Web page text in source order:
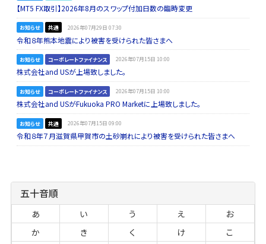
【MT5 FX取引】2026年8月のスワップ付加日数の臨時変更
お知らせ 共通 2026年07月29日 07:30
令和８年熊本地震により被害を受けられた皆さまへ
お知らせ コーポレートファイナンス 2026年07月15日 10:00
株式会社and USが上場致しました。
お知らせ コーポレートファイナンス 2026年07月15日 10:00
株式会社and USがFukuoka PRO Marketに上場致しました。
お知らせ 共通 2026年07月15日 09:00
令和８年７月滋賀県甲賀市の土砂崩れにより被害を受けられた皆さまへ
五十音順
あ い う え
お
か
き く け
こ